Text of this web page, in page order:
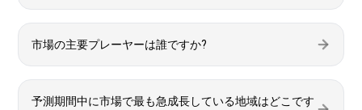
市場の主要プレーヤーは誰ですか?
予測期間中に市場で最も急成長している地域はどこです